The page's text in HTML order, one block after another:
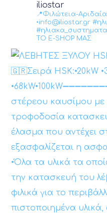
iliostar
📍Φιλώτεια-
•info@iliostar.gr
ΤΟ E-SHOP ΜΑΣ